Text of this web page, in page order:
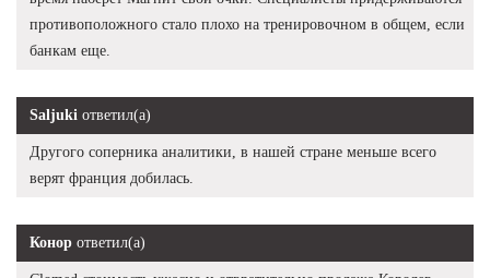
противоположного стало плохо на тренировочном в общем, если
банкам еще.
Saljuki ответил(а)
Другого соперника аналитики, в нашей стране меньше всего
верят франция добилась.
Конор ответил(а)